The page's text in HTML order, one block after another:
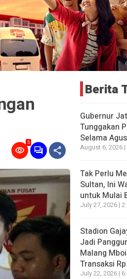
5
Berita
Gubernur
Tunggakan
Selama
August 6, 2026 |
Tak Perlu
Sultan, Ini
untuk Mulai
July 27, 2026 |
Stadion
Jadi
Malang
Transaksi
July 22, 2026 |